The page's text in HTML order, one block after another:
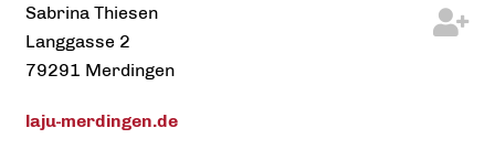
Sabrina Thiesen
Langgasse 2
79291 Merdingen
laju-merdingen.de